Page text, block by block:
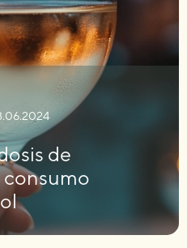
de
consumo